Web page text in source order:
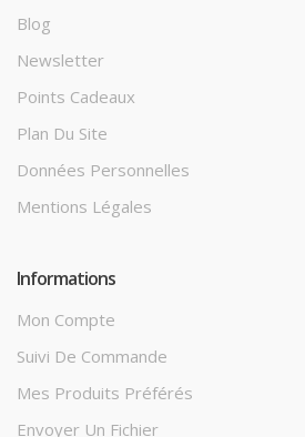
Blog
Newsletter
Points Cadeaux
Plan Du Site
Données Personnelles
Mentions Légales
Informations
Mon Compte
Suivi De Commande
Mes Produits Préférés
Envoyer Un Fichier